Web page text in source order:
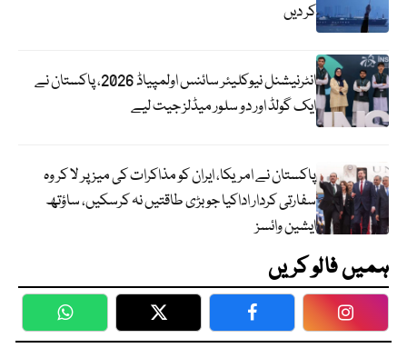
کر دیں
انٹرنیشنل نیوکلیئر سائنس اولمپیاڈ 2026، پاکستان نے
ایک گولڈ اور دو سلور میڈلز جیت لیے
پاکستان نے امریکا، ایران کو مذاکرات کی میز پر لا کر وہ
سفارتی کردار اداکیا جو بڑی طاقتیں نہ کرسکیں، ساؤتھ
ایشین وائسز
ہمیں فالو کریں
WhatsApp Twitter Facebook